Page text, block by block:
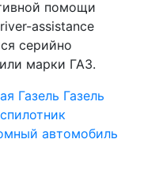
помощи
assistance
серийно
марки ГАЗ.
Газель Газель
автомобиль